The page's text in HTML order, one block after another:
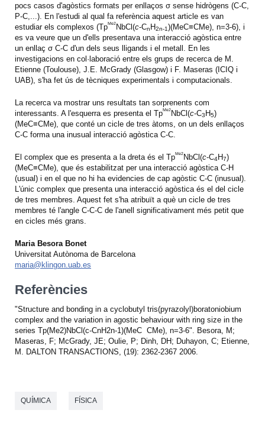
pocs casos d'agòstics formats per enllaços σ sense hidrògens (C-C,
P-C,...). En l'estudi al qual fa referència aquest article es van
estudiar els complexos (TpMe2 NbCl(c-Cn H2n-1)(MeC≡CMe), n=3-6), i
es va veure que un d'ells presentava una interacció agòstica entre
un enllaç σ C-C d'un dels seus lligands i el metall. En les
investigacions en col·laboració entre els grups de recerca de M.
Etienne (Toulouse), J.E. McGrady (Glasgow) i F. Maseras (ICIQ i
UAB), s'ha fet ús de tècniques experimentals i computacionals.
La recerca va mostrar uns resultats tan sorprenents com
interessants. A l'esquerra es presenta el TpMe2 NbCl(c-C3 H5)
(MeC≡CMe), que conté un cicle de tres àtoms, on un dels enllaços
C-C forma una inusual interacció agòstica C-C.
El complex que es presenta a la dreta és el TpMe2 NbCl(c-C4H7)
(MeC≡CMe), que és estabilitzat per una interacció agòstica C-H
(usual) i en el que no hi ha evidencies de cap agòstic C-C (inusual).
L'únic complex que presenta una interacció agòstica és el del cicle
de tres membres. Aquest fet s'ha atribuït a què un cicle de tres
membres té l'angle C-C-C de l'anell significativament més petit que
en cicles més grans.
Maria Besora Bonet
Universitat Autònoma de Barcelona
maria@klingon.uab.es
Referències
"Structure and bonding in a cyclobutyl tris(pyrazolyl)boratoniobium
complex and the variation in agostic behaviour with ring size in the
series Tp(Me2)NbCl(c-CnH2n-1)(MeC CMe), n=3-6". Besora, M;
Maseras, F; McGrady, JE; Oulie, P; Dinh, DH; Duhayon, C; Etienne,
M. DALTON TRANSACTIONS, (19): 2362-2367 2006.
QUÍMICA FÍSICA